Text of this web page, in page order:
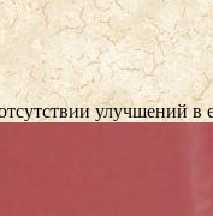
улучшений в